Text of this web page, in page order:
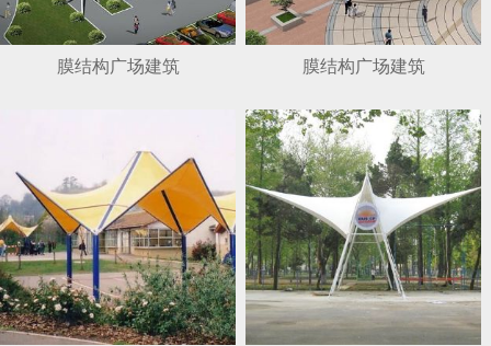
膜结构广场建筑 膜结构广场建筑